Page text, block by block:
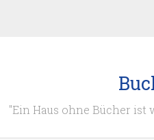
"Ein Haus ohne Bücher ist